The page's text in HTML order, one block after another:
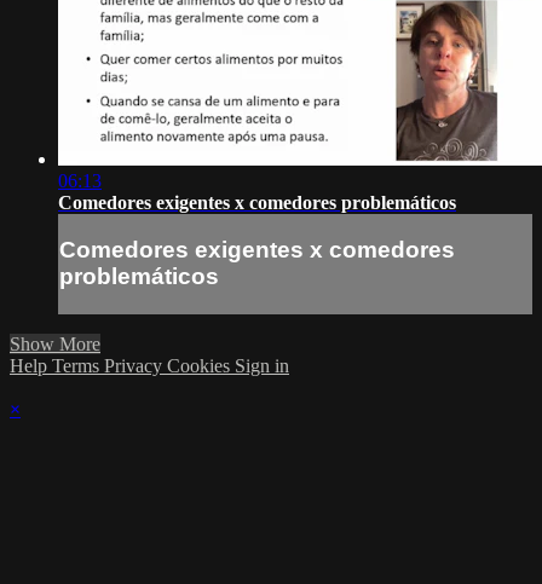
06:13
Comedores exigentes x comedores problemáticos
Comedores exigentes x comedores
problemáticos
Show More
Help Terms Privacy Cookies Sign in
×